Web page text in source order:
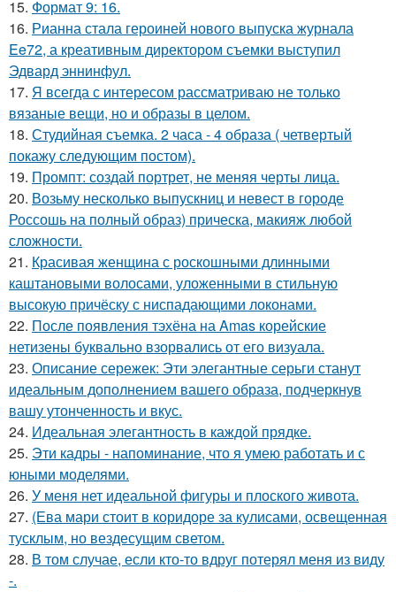
15. Формат 9: 16.
16. Рианна стала героиней нового выпуска журнала
Ee72, а креативным директором съемки выступил
Эдвард эннинфул.
17. Я всегда с интересом рассматриваю не только
вязаные вещи, но и образы в целом.
18. Студийная съемка. 2 часа - 4 образа ( четвертый
покажу следующим постом).
19. Промпт: создай портрет, не меняя черты лица.
20. Возьму несколько выпускниц и невест в городе
Россошь на полный образ) прическа, макияж любой
сложности.
21. Красивая женщина с роскошными длинными
каштановыми волосами, уложенными в стильную
высокую причёску с ниспадающими локонами.
22. После появления тэхёна на Amas корейские
нетизены буквально взорвались от его визуала.
23. Описание сережек: Эти элегантные серьги станут
идеальным дополнением вашего образа, подчеркнув
вашу утонченность и вкус.
24. Идеальная элегантность в каждой прядке.
25. Эти кадры - напоминание, что я умею работать и с
юными моделями.
26. У меня нет идеальной фигуры и плоского живота.
27. (Ева мари стоит в коридоре за кулисами, освещенная
тусклым, но вездесущим светом.
28. В том случае, если кто-то вдруг потерял меня из виду
-.